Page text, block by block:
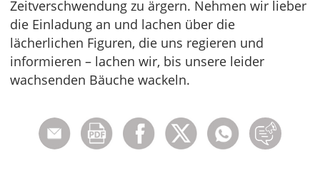
Zeitverschwendung zu ärgern. Nehmen wir lieber
die Einladung an und lachen über die
lächerlichen Figuren, die uns regieren und
informieren – lachen wir, bis unsere leider
wachsenden Bäuche wackeln.